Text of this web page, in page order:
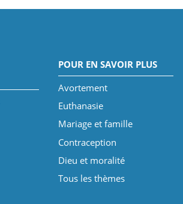
POUR EN SAVOIR PLUS
Avortement
Euthanasie
Mariage et famille
Contraception
Dieu et moralité
Tous les thèmes